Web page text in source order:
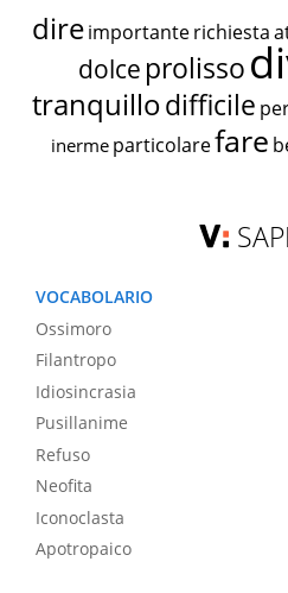
dire importante richiesta
dolce prolisso
tranquillodifficile
inerme particolarefare
VOCABOLARIO
Ossimoro
Filantropo
Idiosincrasia
Pusillanime
Refuso
Neofita
Iconoclasta
Apotropaico